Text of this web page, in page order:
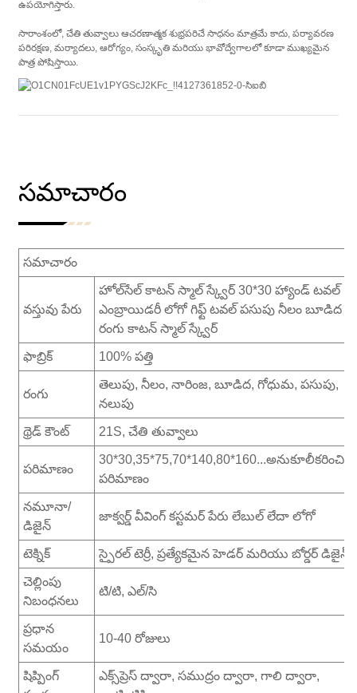
ఉపయోగిస్తారు.
సారాంశంలో, చేతి తువ్వాలు ఆచరణాత్మక శుభ్రపరిచే సాధనం మాత్రమే కాదు, పర్యావరణ
పరిరక్షణ, మర్యాదలు, ఆరోగ్యం, సంస్కృతి మరియు భావోద్వేగాలలో కూడా ముఖ్యమైన
పాత్ర పోషిస్తాయి.
సమాచారం
సమాచారం
వస్తువు పేరు
హోల్‌సేల్ కాటన్ స్మాల్ స్క్వేర్ 30*30 హ్యాండ్ టవల్
ఎంబ్రాయిడరీ లోగో గిఫ్ట్ టవల్ పసుపు నీలం బూడిద
రంగు కాటన్ స్మాల్ స్క్వేర్
ఫాబ్రిక్ 100% పత్తి
రంగు
తెలుపు, నీలం, నారింజ, బూడిద, గోధుమ, పసుపు,
నలుపు
థ్రెడ్ కౌంట్ 21S, చేతి తువ్వాలు
పరిమాణం
30*30,35*75,70*140,80*160...అనుకూలీకరించిన
పరిమాణం
నమూనా/
డిజైన్
జాక్వర్డ్ వీవింగ్ కస్టమర్ పేరు లేబుల్ లేదా లోగో
టెక్నిక్ స్పైరల్ టెర్రీ, ప్రత్యేకమైన హెడర్ మరియు బోర్డర్ డిజైన్
చెల్లింపు
నిబంధనలు
టి/టి, ఎల్/సి
ప్రధాన
సమయం
10-40 రోజులు
షిప్పింగ్
ఎక్స్‌ప్రెస్ ద్వారా, సముద్రం ద్వారా, గాలి ద్వారా,